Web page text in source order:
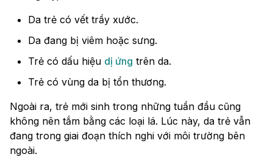
Da trẻ có vết trầy xước.
Da đang bị viêm hoặc sưng.
Trẻ có dấu hiệu dị ứng trên da.
Trẻ có vùng da bị tổn thương.
Ngoài ra, trẻ mới sinh trong những tuần đầu cũng
không nên tắm bằng các loại lá. Lúc này, da trẻ vẫn
đang trong giai đoạn thích nghi với môi trường bên
ngoài.